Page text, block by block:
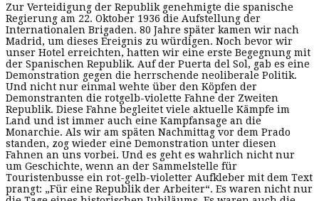
Zur Verteidigung der Republik genehmigte die spanische
Regierung am 22. Oktober 1936 die Aufstellung der
Internationalen Brigaden. 80 Jahre später kamen wir nach
Madrid, um dieses Ereignis zu würdigen. Noch bevor wir
unser Hotel erreichten, hatten wir eine erste Begegnung mit
der Spanischen Republik. Auf der Puerta del Sol, gab es eine
Demonstration gegen die herrschende neoliberale Politik.
Und nicht nur einmal wehte über den Köpfen der
Demonstranten die rotgelb-violette Fahne der Zweiten
Republik. Diese Fahne begleitet viele aktuelle Kämpfe im
Land und ist immer auch eine Kampfansage an die
Monarchie. Als wir am späten Nachmittag vor dem Prado
standen, zog wieder eine Demonstration unter diesen
Fahnen an uns vorbei. Und es geht es wahrlich nicht nur
um Geschichte, wenn an der Sammelstelle für
Touristenbusse ein rot-gelb-violetter Aufkleber mit dem Text
prangt: „Für eine Republik der Arbeiter“. Es waren nicht nur